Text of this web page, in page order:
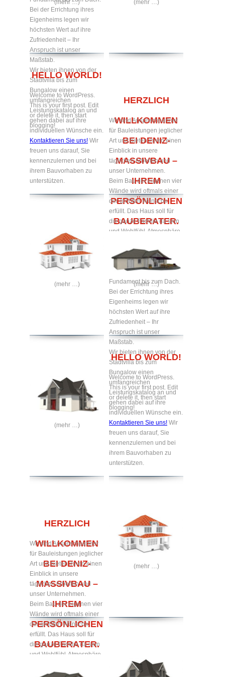
Bei der Errichtung ihres
Eigenheims legen wir
höchsten Wert auf ihre
Zufriedenheit – Ihr
Anspruch ist unser
Maßstab.
Wir bieten ihnen von der
Stadtvilla bis zum
Bungalow einen
umfangreichen
Leistungskatalog an und
gehen dabei auf ihre
individuellen Wünsche ein.
Kontaktieren Sie uns! Wir
freuen uns darauf, Sie
kennenzulernen und bei
ihrem Bauvorhaben zu
unterstützen.
(mehr …) (mehr …)
HELLO WORLD!
Welcome to WordPress.
This is your first post. Edit
or delete it, then start
blogging!
HERZLICH
WILLKOMMEN
BEI DENIZ-
MASSIVBAU –
IHREM
PERSÖNLICHEN
BAUBERATER.
Wir sind Ansprechpartner
für Bauleistungen jeglicher
Art und bieten ihnen einen
Einblick in unsere
täglichen Arbeiten und
unser Unternehmen.
Beim Bau der eigenen vier
Wände wird oftmals einer
der größten Wünsche
erfüllt. Das Haus soll für
die ganze Familie da sein
und Wohlfühl-Atmosphäre
Gerne bauen wir Ihr
Traumhaus nach ihren
Wünschen – vom
Fundament bis zum Dach.
Bei der Errichtung ihres
Eigenheims legen wir
höchsten Wert auf ihre
Zufriedenheit – Ihr
Anspruch ist unser
Maßstab.
Wir bieten ihnen von der
Stadtvilla bis zum
Bungalow einen
umfangreichen
Leistungskatalog an und
gehen dabei auf ihre
individuellen Wünsche ein.
Kontaktieren Sie uns! Wir
freuen uns darauf, Sie
kennenzulernen und bei
ihrem Bauvorhaben zu
unterstützen.
(mehr …) (mehr …)
(mehr …)
HELLO WORLD!
Welcome to WordPress.
This is your first post. Edit
or delete it, then start
blogging!
HERZLICH
WILLKOMMEN
BEI DENIZ-
MASSIVBAU –
IHREM
PERSÖNLICHEN
BAUBERATER.
Wir sind Ansprechpartner
für Bauleistungen jeglicher
Art und bieten ihnen einen
Einblick in unsere
täglichen Arbeiten und
unser Unternehmen.
Beim Bau der eigenen vier
Wände wird oftmals einer
der größten Wünsche
erfüllt. Das Haus soll für
die ganze Familie da sein
und Wohlfühl-Atmosphäre
Gerne bauen wir Ihr
(mehr …)